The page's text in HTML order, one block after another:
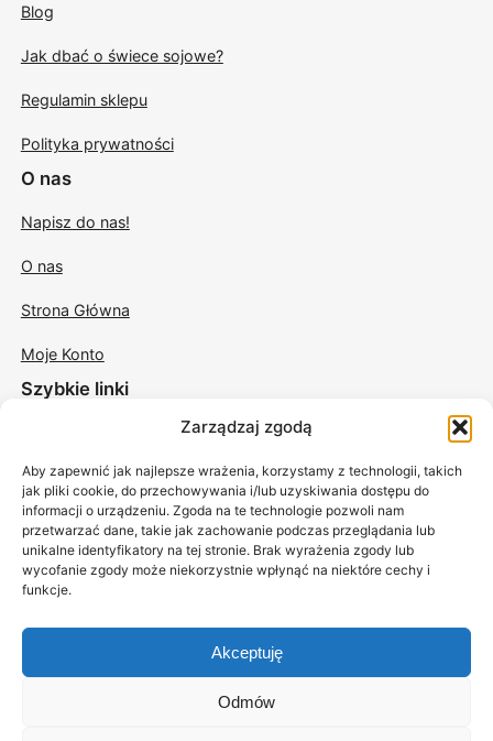
Zarządzaj zgodą
Aby zapewnić jak najlepsze wrażenia, korzystamy z technologii, takich
jak pliki cookie, do przechowywania i/lub uzyskiwania dostępu do
informacji o urządzeniu. Zgoda na te technologie pozwoli nam
przetwarzać dane, takie jak zachowanie podczas przeglądania lub
unikalne identyfikatory na tej stronie. Brak wyrażenia zgody lub
wycofanie zgody może niekorzystnie wpłynąć na niektóre cechy i
funkcje.
Akceptuję
Odmów
Blog
Jak dbać o świece sojowe?
Regulamin sklepu
Polityka prywatności
O nas
Napisz do nas!
O nas
Strona Główna
Moje Konto
Szybkie linki
Świece odlewane
Świece sojowe do masażu
Akcesoria